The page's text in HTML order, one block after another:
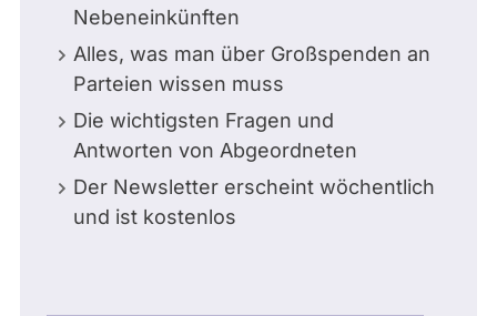
Nebeneinkünften
Alles, was man über Großspenden an
Parteien wissen muss
Die wichtigsten Fragen und
Antworten von Abgeordneten
Der Newsletter erscheint wöchentlich
und ist kostenlos